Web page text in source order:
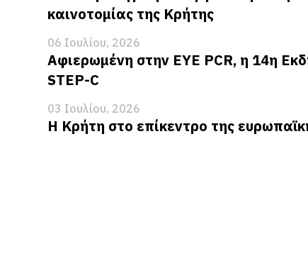
καινοτομίας της Κρήτης
06 Ιουλίου, 2026
Αφιερωμένη στην EYE PCR, η 14η
STEP-C
03 Ιουλίου, 2026
Η Κρήτη στο επίκεντρο της